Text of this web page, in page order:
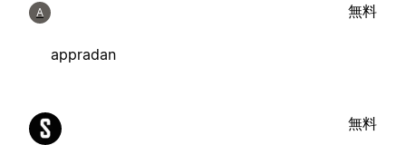
A
appradan
無料
無料